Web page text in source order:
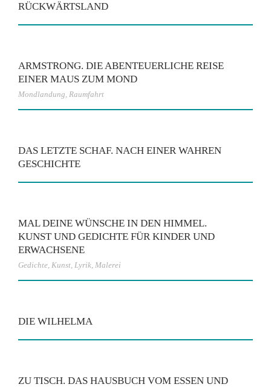
RÜCKWÄRTSLAND
ARMSTRONG. DIE ABENTEUERLICHE REISE
EINER MAUS ZUM MOND
Mondlandung, Raumfahrt
DAS LETZTE SCHAF. NACH EINER WAHREN
GESCHICHTE
MAL DEINE WÜNSCHE IN DEN HIMMEL.
KUNST UND GEDICHTE FÜR KINDER UND
ERWACHSENE
Gedichte, Kunst, Lyrik, Malerei
DIE WILHELMA
ZU TISCH. DAS HAUSBUCH VOM ESSEN UND